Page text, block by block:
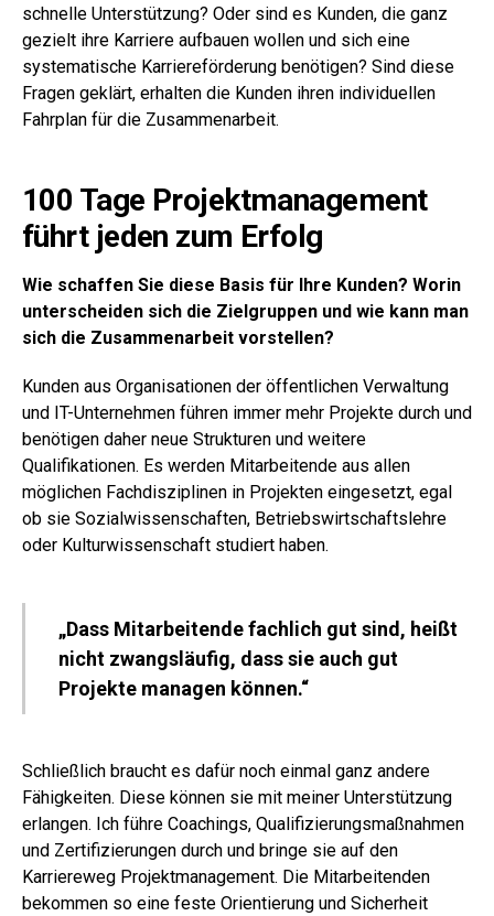
schnelle Unterstützung? Oder sind es Kunden, die ganz
gezielt ihre Karriere aufbauen wollen und sich eine
systematische Karriereförderung benötigen? Sind diese
Fragen geklärt, erhalten die Kunden ihren individuellen
Fahrplan für die Zusammenarbeit.
100 Tage Projektmanagement
führt jeden zum Erfolg
Wie schaffen Sie diese Basis für Ihre Kunden? Worin
unterscheiden sich die Zielgruppen und wie kann man
sich die Zusammenarbeit vorstellen?
Kunden aus Organisationen der öffentlichen Verwaltung
und IT-Unternehmen führen immer mehr Projekte durch und
benötigen daher neue Strukturen und weitere
Qualifikationen. Es werden Mitarbeitende aus allen
möglichen Fachdisziplinen in Projekten eingesetzt, egal
ob sie Sozialwissenschaften, Betriebswirtschaftslehre
oder Kulturwissenschaft studiert haben.
„Dass Mitarbeitende fachlich gut sind, heißt
nicht zwangsläufig, dass sie auch gut
Projekte managen können.“
Schließlich braucht es dafür noch einmal ganz andere
Fähigkeiten. Diese können sie mit meiner Unterstützung
erlangen. Ich führe Coachings, Qualifizierungsmaßnahmen
und Zertifizierungen durch und bringe sie auf den
Karriereweg Projektmanagement. Die Mitarbeitenden
bekommen so eine feste Orientierung und Sicherheit